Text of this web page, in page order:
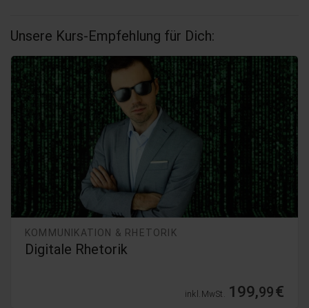
Unsere Kurs-Empfehlung für Dich:
KOMMUNIKATION & RHETORIK
Digitale Rhetorik
inkl. MwSt. 199,99€